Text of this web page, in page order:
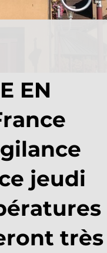
EN
jeudi
très